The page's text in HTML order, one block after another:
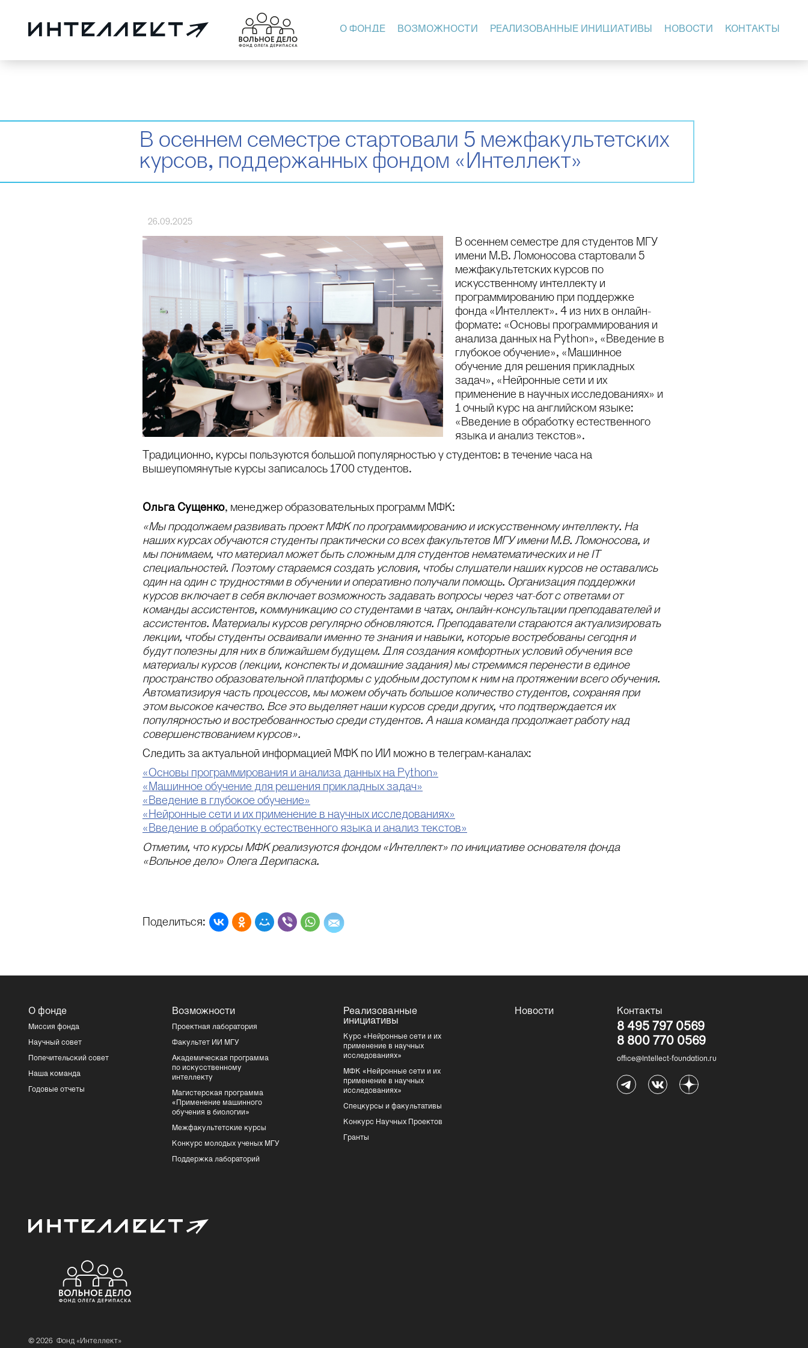
О ФОНДЕ ВОЗМОЖНОСТИ РЕАЛИЗОВАННЫЕ ИНИЦИАТИВЫ НОВОСТИ КОНТАКТЫ
В осеннем семестре стартовали 5 межфакультетских
курсов, поддержанных фондом «Интеллект»
26.09.2025
В осеннем семестре для студентов МГУ
имени М.В. Ломоносова стартовали 5
межфакультетских курсов по
искусственному интеллекту и
программированию при поддержке
фонда «Интеллект». 4 из них в онлайн-
формате: «Основы программирования и
анализа данных на Python», «Введение в
глубокое обучение», «Машинное
обучение для решения прикладных
задач», «Нейронные сети и их
применение в научных исследованиях» и
1 очный курс на английском языке:
«Введение в обработку естественного
языка и анализ текстов».
Традиционно, курсы пользуются большой популярностью у студентов: в течение часа на
вышеупомянутые курсы записалось 1700 студентов.
Ольга Сущенко, менеджер образовательных программ МФК:
«Мы продолжаем развивать проект МФК по программированию и искусственному интеллекту. На
наших курсах обучаются студенты практически со всех факультетов МГУ имени М.В. Ломоносова, и
мы понимаем, что материал может быть сложным для студентов нематематических и не IT
специальностей. Поэтому стараемся создать условия, чтобы слушатели наших курсов не оставались
один на один с трудностями в обучении и оперативно получали помощь. Организация поддержки
курсов включает в себя включает возможность задавать вопросы через чат-бот с ответами от
команды ассистентов, коммуникацию со студентами в чатах, онлайн-консультации преподавателей и
ассистентов. Материалы курсов регулярно обновляются. Преподаватели стараются актуализировать
лекции, чтобы студенты осваивали именно те знания и навыки, которые востребованы сегодня и
будут полезны для них в ближайшем будущем. Для создания комфортных условий обучения все
материалы курсов (лекции, конспекты и домашние задания) мы стремимся перенести в единое
пространство образовательной платформы с удобным доступом к ним на протяжении всего обучения.
Автоматизируя часть процессов, мы можем обучать большое количество студентов, сохраняя при
этом высокое качество. Все это выделяет наши курсов среди других, что подтверждается их
популярностью и востребованностью среди студентов. А наша команда продолжает работу над
совершенствованием курсов».
Следить за актуальной информацией МФК по ИИ можно в телеграм-каналах:
«Основы программирования и анализа данных на Python»
«Машинное обучение для решения прикладных задач»
«Введение в глубокое обучение»
«Нейронные сети и их применение в научных исследованиях»
«Введение в обработку естественного языка и анализ текстов»
Отметим, что курсы МФК реализуются фондом «Интеллект» по инициативе основателя фонда
«Вольное дело» Олега Дерипаска.
Поделиться:
О фонде
Миссия фонда
Научный совет
Попечительский совет
Наша команда
Годовые отчеты
Возможности
Проектная лаборатория
Факультет ИИ МГУ
Академическая программа
по искусственному
интеллекту
Магистерская программа
«Применение машинного
обучения в биологии»
Межфакультетские курсы
Конкурс молодых ученых МГУ
Поддержка лабораторий
Реализованные
инициативы
Курс «Нейронные сети и их
применение в научных
исследованиях»
МФК «Нейронные сети и их
применение в научных
исследованиях»
Спецкурсы и факультативы
Конкурс Научных Проектов
Гранты
Новости Контакты
8 495 797 0569
8 800 770 0569
office@Intellect-foundation.ru
© 2026 Фонд «Интеллект»